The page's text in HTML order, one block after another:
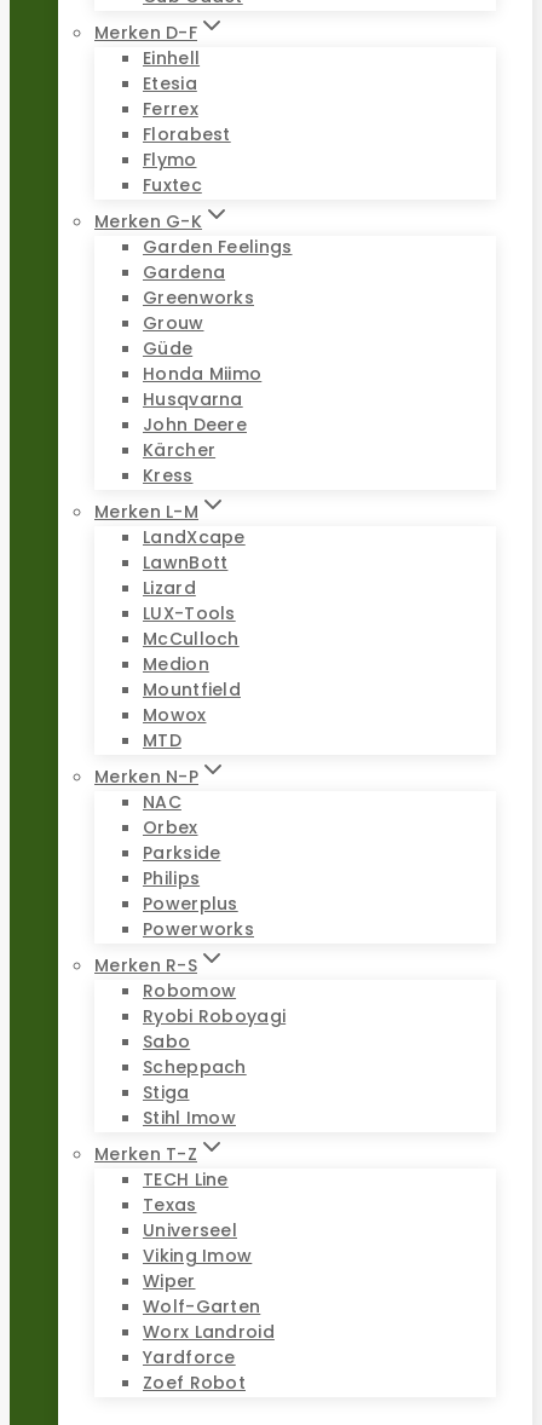
Merken D-F
Einhell
Etesia
Ferrex
Florabest
Flymo
Fuxtec
Merken G-K
Garden Feelings
Gardena
Greenworks
Grouw
Güde
Honda Miimo
Husqvarna
John Deere
Kärcher
Kress
Merken L-M
LandXcape
LawnBott
Lizard
LUX-Tools
McCulloch
Medion
Mountfield
Mowox
MTD
Merken N-P
NAC
Orbex
Parkside
Philips
Powerplus
Powerworks
Merken R-S
Robomow
Ryobi Roboyagi
Sabo
Scheppach
Stiga
Stihl Imow
Merken T-Z
TECH Line
Texas
Universeel
Viking Imow
Wiper
Wolf-Garten
Worx Landroid
Yardforce
Zoef Robot